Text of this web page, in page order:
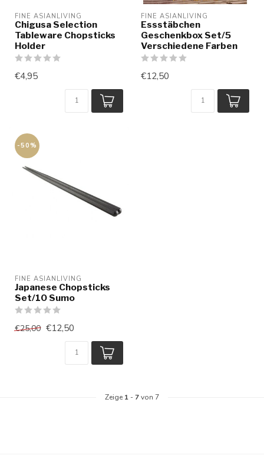
FINE ASIANLIVING
Chigusa Selection
Tableware Chopsticks
Holder
€4,95
FINE ASIANLIVING
Essstäbchen
Geschenkbox Set/5
Verschiedene Farben
€12,50
-50%
FINE ASIANLIVING
Japanese Chopsticks
Set/10 Sumo
€25,00 €12,50
Zeige 1 -7von 7